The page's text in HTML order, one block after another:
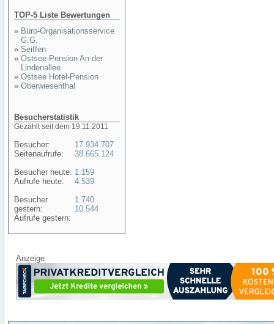
TOP-5 Liste Bewertungen
» Büro-Organisationsservice
G.G.
» Seiffen
» Ostsee-Pension An der
Lindenallee
» Ostsee Hotel-Pension
» Oberwiesenthal
Besucherstatistik
Gezählt seit dem 19.11.2011
Besucher:
Seitenaufrufe:
Besucher heute:
Aufrufe heute:
Besucher
gestern:
Aufrufe gestern:
17.934.707
38.665.124
1.159
4.539
1.740
10.544
Anzeige